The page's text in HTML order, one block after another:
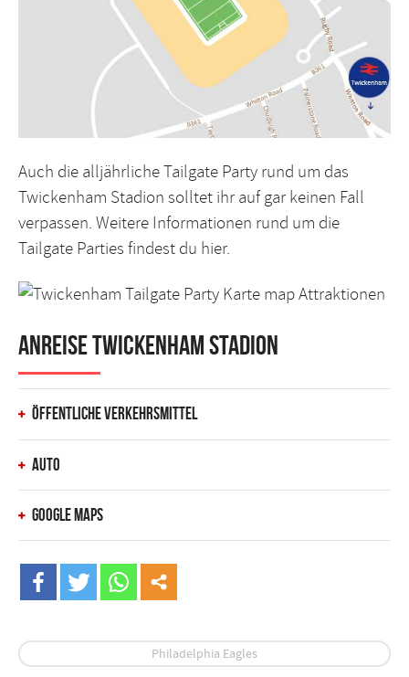
Auch die alljährliche Tailgate Party rund um das
Twickenham Stadion solltet ihr auf gar keinen Fall
verpassen. Weitere Informationen rund um die
Tailgate Parties findest du hier.
Anreise Twickenham Stadion
Öffentliche Verkehrsmittel
Auto
Google Maps
Philadelphia Eagles